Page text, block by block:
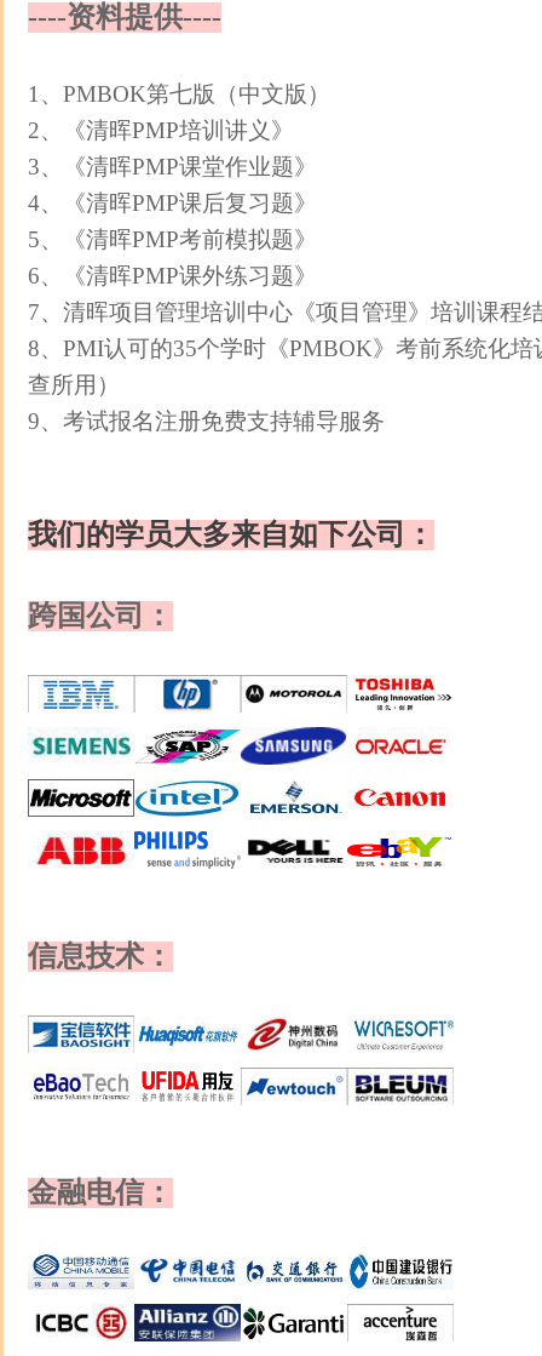
----资料提供----
1、PMBOK第七版（中文版）
2、《清晖PMP培训讲义》
3、《清晖PMP课堂作业题》
4、《清晖PMP课后复习题》
5、《清晖PMP考前模拟题》
6、《清晖PMP课外练习题》
7、清晖项目管理培训中心《项目管理》培训课程
8、PMI认可的35个学时《PMBOK》考前系统化
查所用）
9、考试报名注册免费支持辅导服务
我们的学员大多来自如下公司：
跨国公司：
信息技术：
金融电信：